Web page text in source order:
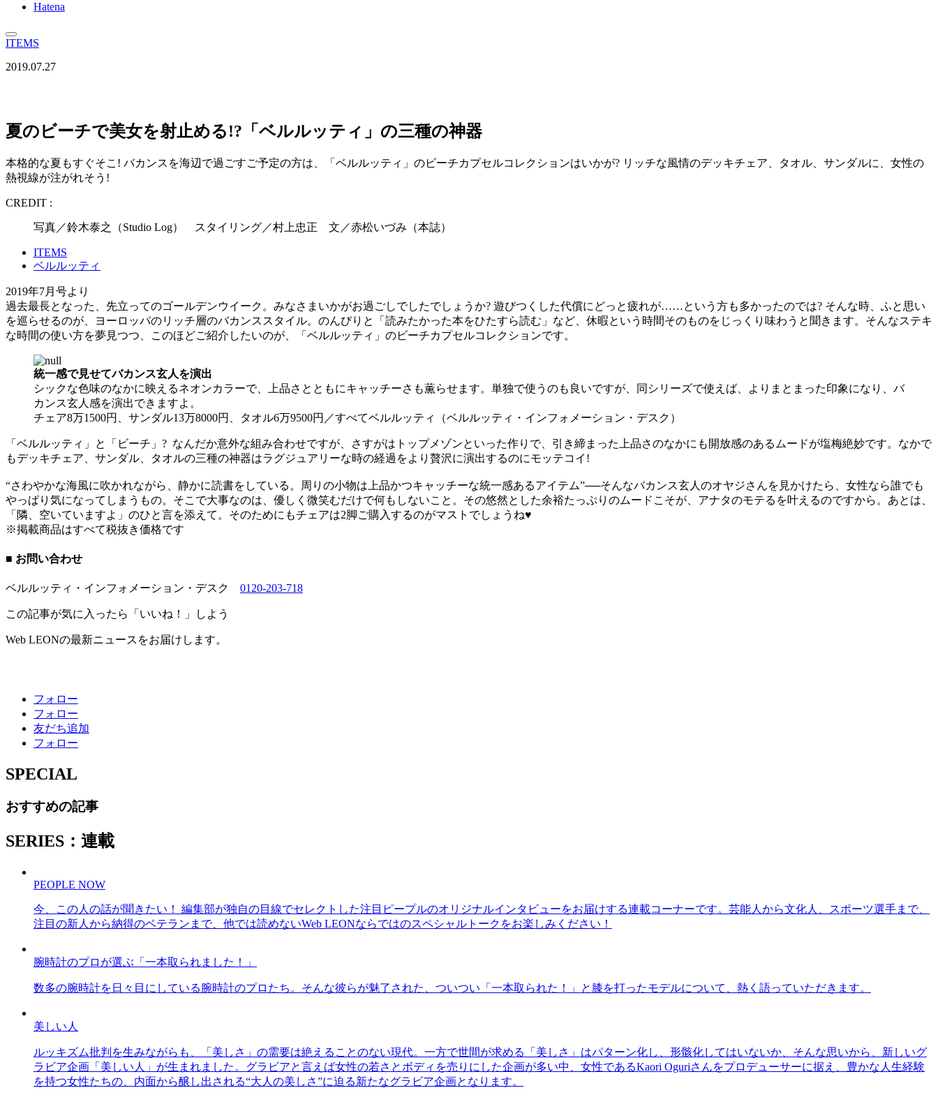
Hatena
ITEMS
2019.07.27
夏のビーチで美女を射止める!?「ベルルッティ」の三種の神器
本格的な夏もすぐそこ! バカンスを海辺で過ごすご予定の方は、「ベルルッティ」のビーチカプセルコレクションはいかが? リッチな風情のデッキチェア、タオル、サンダルに、女性の
熱視線が注がれそう!
CREDIT :
写真／鈴木泰之（Studio Log） スタイリング／村上忠正 文／赤松いづみ（本誌）
ITEMS
ベルルッティ
2019年7月号より
過去最長となった、先立ってのゴールデンウイーク。みなさまいかがお過ごしでしたでしょうか? 遊びつくした代償にどっと疲れが……という方も多かったのでは? そんな時、ふと思い
を巡らせるのが、ヨーロッパのリッチ層のバカンススタイル。のんびりと「読みたかった本をひたすら読む」など、休暇という時間そのものをじっくり味わうと聞きます。そんなステキ
な時間の使い方を夢見つつ、このほどご紹介したいのが、「ベルルッティ」のビーチカプセルコレクションです。
統一感で見せてバカンス玄人を演出
シックな色味のなかに映えるネオンカラーで、上品さとともにキャッチーさも薫らせます。単独で使うのも良いですが、同シリーズで使えば、よりまとまった印象になり、バ
カンス玄人感を演出できますよ。
チェア8万1500円、サンダル13万8000円、タオル6万9500円／すべてベルルッティ（ベルルッティ・インフォメーション・デスク）
「ベルルッティ」と「ビーチ」? なんだか意外な組み合わせですが、さすがはトップメゾンといった作りで、引き締まった上品さのなかにも開放感のあるムードが塩梅絶妙です。なかで
もデッキチェア、サンダル、タオルの三種の神器はラグジュアリーな時の経過をより贅沢に演出するのにモッテコイ!
“さわやかな海風に吹かれながら、静かに読書をしている。周りの小物は上品かつキャッチーな統一感あるアイテム”──そんなバカンス玄人のオヤジさんを見かけたら、女性なら誰でも
やっぱり気になってしまうもの。そこで大事なのは、優しく微笑むだけで何もしないこと。その悠然とした余裕たっぷりのムードこそが、アナタのモテるを叶えるのですから。あとは、
「隣、空いていますよ」のひと言を添えて。そのためにもチェアは2脚ご購入するのがマストでしょうね♥
※掲載商品はすべて税抜き価格です
■ お問い合わせ
ベルルッティ・インフォメーション・デスク 0120-203-718
この記事が気に入ったら「いいね！」しよう
Web LEONの最新ニュースをお届けします。
フォロー
フォロー
友だち追加
フォロー
SPECIAL
おすすめの記事
SERIES：連載
PEOPLE NOW
今、この人の話が聞きたい！ 編集部が独自の目線でセレクトした注目ピープルのオリジナルインタビューをお届けする連載コーナーです。芸能人から文化人、スポーツ選手まで、
注目の新人から納得のベテランまで、他では読めないWeb LEONならではのスペシャルトークをお楽しみください！
腕時計のプロが選ぶ「一本取られました！」
数多の腕時計を日々目にしている腕時計のプロたち。そんな彼らが魅了された、ついつい「一本取られた！」と膝を打ったモデルについて、熱く語っていただきます。
美しい人
ルッキズム批判を生みながらも、「美しさ」の需要は絶えることのない現代。一方で世間が求める「美しさ」はパターン化し、形骸化してはいないか、そんな思いから、新しいグ
ラビア企画「美しい人」が生まれました。グラビアと言えば女性の若さとボディを売りにした企画が多い中、女性であるKaori Oguriさんをプロデューサーに据え、豊かな人生経験
を持つ女性たちの、内面から醸し出される“大人の美しさ”に迫る新たなグラビア企画となります。